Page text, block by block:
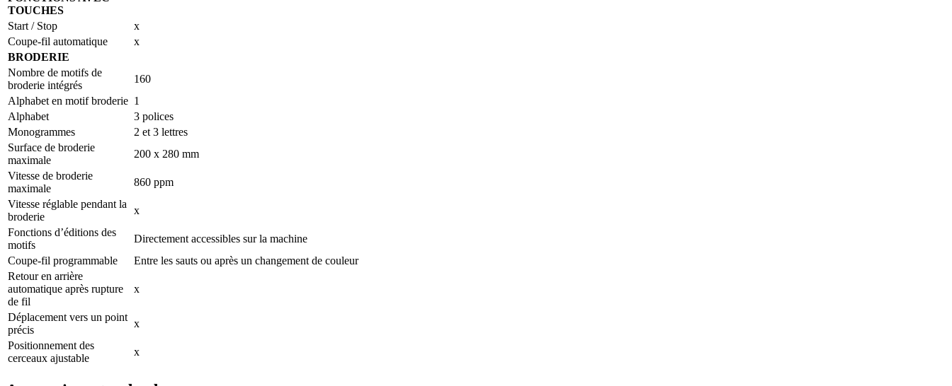
TOUCHES
Start / Stop
x
Coupe-fil automatique
x
BRODERIE
Nombre de motifs de
broderie intégrés
160
Alphabet en motif broderie 1
Alphabet
3 polices
Monogrammes
2 et 3 lettres
Surface de broderie
maximale
200 x 280 mm
Vitesse de broderie
maximale
860 ppm
Vitesse réglable pendant la
broderie
x
Fonctions d’éditions des
motifs
Directement accessibles sur la machine
Coupe-fil programmable
Entre les sauts ou après un changement de couleur
Retour en arrière
automatique après rupture
de fil
x
Déplacement vers un point
précis
x
Positionnement des
cerceaux ajustable
x